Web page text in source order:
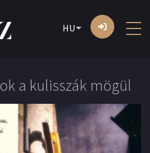
HU
a kulisszák mögül